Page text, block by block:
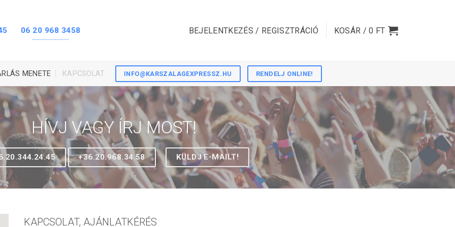
06 20 968 3458 BEJELENTKEZÉS / REGISZTRÁCIÓ KOSÁR /0 FT
MENETE KAPCSOLAT INFO@KARSZALAGEXPRESSZ.HU RENDELJ ONLINE!
HÍVJ VAGY ÍRJ MOST!
+36.20.968.34.58 KÜLDJ E-MAILT!
KAPCSOLAT, AJÁNLATKÉRÉS